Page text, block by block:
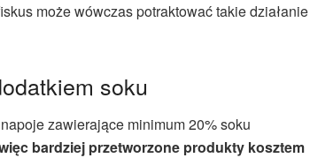
może wówczas potraktować takie działanie
soku
zawierające minimum 20% soku
bardziej przetworzone produkty kosztem